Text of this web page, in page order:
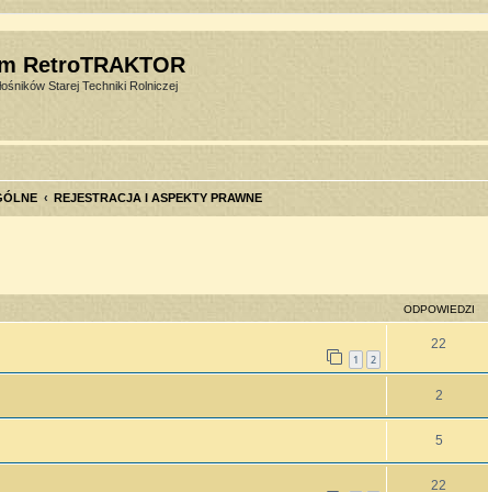
RetroTRAKTOR
Starej Techniki Rolniczej
REJESTRACJA I ASPEKTY PRAWNE
ODPOWIEDZI
1 2
22
2
5
22